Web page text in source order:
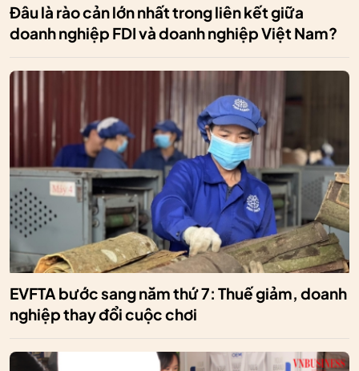
Đâu là rào cản lớn nhất trong liên kết giữa
doanh nghiệp FDI và doanh nghiệp Việt Nam?
EVFTA bước sang năm thứ 7: Thuế giảm, doanh
nghiệp thay đổi cuộc chơi